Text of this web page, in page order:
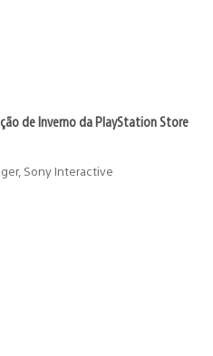
de Inverno da PlayStation Store
Sony Interactive